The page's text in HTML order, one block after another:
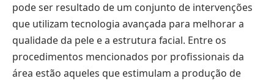
pode ser resultado de um conjunto de intervenções
que utilizam tecnologia avançada para melhorar a
qualidade da pele e a estrutura facial. Entre os
procedimentos mencionados por profissionais da
área estão aqueles que estimulam a produção de